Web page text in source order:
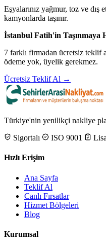
Eşyalarınız yağmur, toz ve dış
kamyonlarda taşınır.
İstanbul Fatih'in Taşınmaya
7 farklı firmadan ücretsiz teklif
ödeme yok, üyelik gerekmez.
Ücretsiz Teklif Al →
Türkiye'nin yenilikçi nakliye
Sigortalı
ISO 9001
Hızlı Erişim
Ana Sayfa
Teklif Al
Canlı Fırsatlar
Hizmet Bölgeleri
Blog
Kurumsal